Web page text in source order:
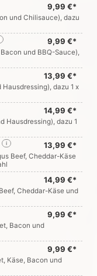
9,99 €*
und Chilisauce), dazu
9,99 €*
und BBQ-Sauce),
13,99 €*
dazu 1 x
14,99 €*
Hausdressing), dazu 1
13,99 €*
i
Beef, Cheddar-Käse
14,99 €*
Cheddar-Käse und
9,99 €*
Bacon und
9,99 €*
Käse, Bacon und